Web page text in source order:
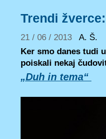
Trendi
21 / 06 / 2013 A. Š.
Ker smo danes tudi
poiskali nekaj
„Duh in tema“